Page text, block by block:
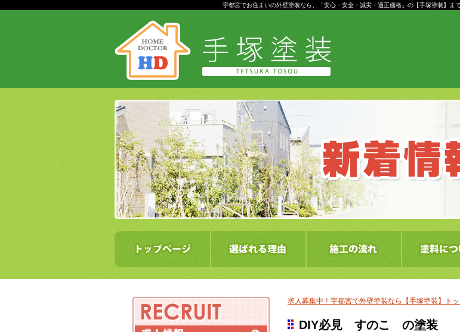
宇都宮でお住まいの外壁塗装なら、「安心・安全・誠実・適正価格」の【手塚塗装】ま
求人募集中！宇都宮で外壁塗装なら【手塚塗装】ト
DIY必見 すのこ の塗装